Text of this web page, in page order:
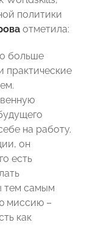
политики
отметила:
больше
практические
на работу.
он
есть
тем самым
миссию –
как